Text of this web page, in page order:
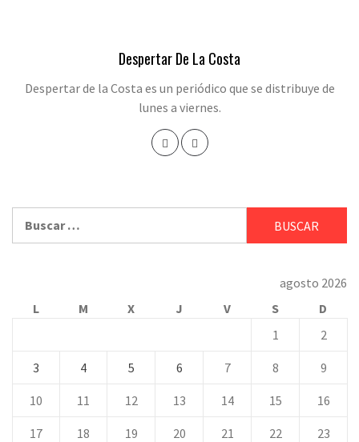
Despertar De La Costa
Despertar de la Costa es un periódico que se distribuye de
lunes a viernes.
agosto 2026
L
M X J V S
D
1
2
3 4 5 6 7 8 9
10 11 12 13 14 15 16
17 18 19 20 21 22 23